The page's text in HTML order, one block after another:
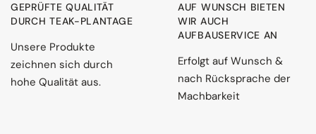
GEPRÜFTE QUALITÄT
DURCH TEAK-PLANTAGE
Unsere Produkte
zeichnen sich durch
hohe Qualität aus.
AUF WUNSCH BIETEN
WIR AUCH
AUFBAUSERVICE AN
Erfolgt auf Wunsch &
nach Rücksprache der
Machbarkeit